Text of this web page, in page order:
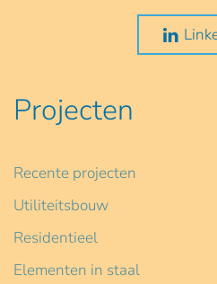
Projecten
Recente projecten
Utiliteitsbouw
Residentieel
Elementen in staal